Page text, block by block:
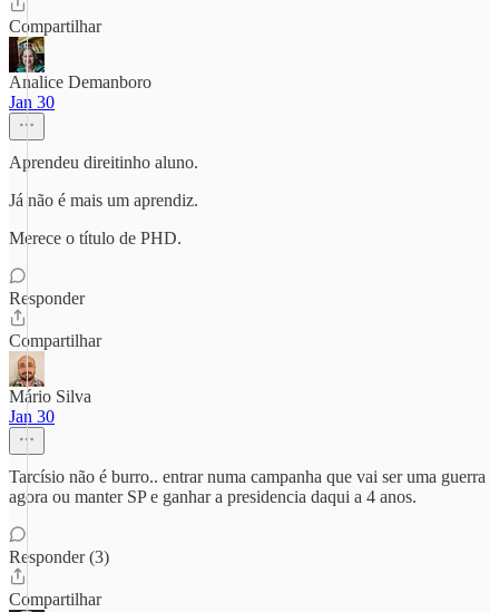
Compartilhar
Analice Demanboro
Jan 30
Aprendeu direitinho aluno.
Já não é mais um aprendiz.
Merece o título de PHD.
Responder
Compartilhar
Mário Silva
Jan 30
Tarcísio não é burro.. entrar numa campanha que vai ser uma guerra
agora ou manter SP e ganhar a presidencia daqui a 4 anos.
Responder (3)
Compartilhar